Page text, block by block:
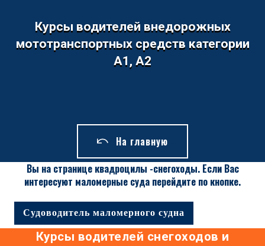
Курсы водителей внедорожных
мототранспортных средств категории
А1, А2
На главную
Вы на странице квадроцилы -снегоходы. Если Вас
интересуют маломерные суда перейдите по кнопке.
Судоводитель маломерного судна
Курсы водителей снегоходов и